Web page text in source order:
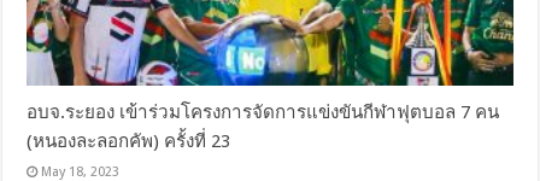
อบจ.ระยอง เข้าร่วมโครงการจัดการแข่งขันกีฬาฟุตบอล 7 คน
(หนองละลอกคัพ) ครั้งที่ 23
May 18, 2023